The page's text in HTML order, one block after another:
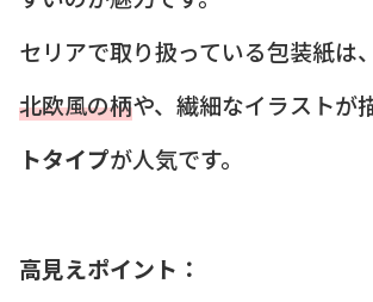
セリアで取り扱っている包装紙は、
北欧風の柄や、繊細なイラストが
トタイプが人気です。
高見えポイント：